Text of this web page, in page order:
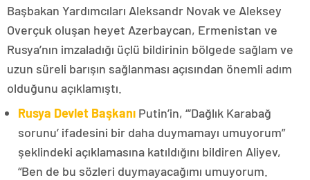
Başbakan Yardımcıları Aleksandr Novak ve Aleksey
Overçuk oluşan heyet Azerbaycan, Ermenistan ve
Rusya’nın imzaladığı üçlü bildirinin bölgede sağlam ve
uzun süreli barışın sağlanması açısından önemli adım
olduğunu açıklamıştı.
Rusya Devlet Başkanı Putin’in, “‘Dağlık Karabağ
sorunu’ ifadesini bir daha duymamayı umuyorum”
şeklindeki açıklamasına katıldığını bildiren Aliyev,
“Ben de bu sözleri duymayacağımı umuyorum.